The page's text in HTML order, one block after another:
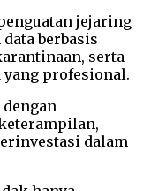
jejaring
berbasis
serta
yang profesional.
dalam